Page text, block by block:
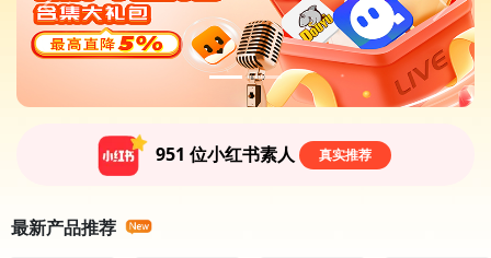
951 位小红书素人 真实推荐
最新产品推荐